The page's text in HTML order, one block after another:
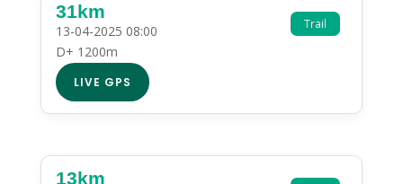
Trail
31km
13-04-2025 08:00
D+ 1200m
LIVE GPS
13km